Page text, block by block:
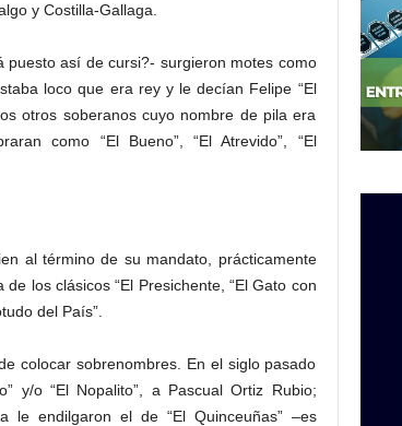
y Costilla-Gallaga.
puesto así de cursi?- surgieron motes como
loco que era rey y le decían Felipe “El
otros soberanos cuyo nombre de pila era
como “El Bueno”, “El Atrevido”, “El
al término de su mandato, prácticamente
los clásicos “El Presichente, “El Gato con
del País”.
colocar sobrenombres. En el siglo pasado
y/o “El Nopalito”, a Pascual Ortiz Rubio;
le endilgaron el de “El Quinceuñas” –es